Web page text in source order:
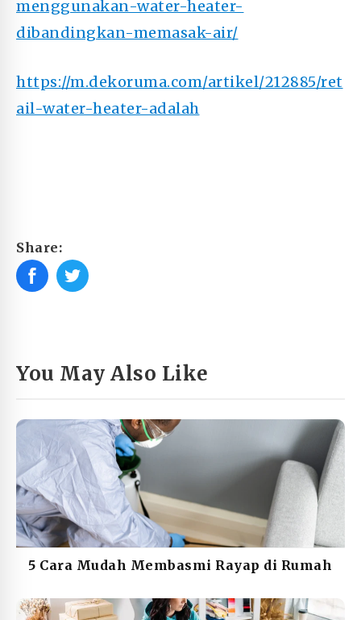
menggunakan-water-heater-
dibandingkan-memasak-air/
https://m.dekoruma.com/artikel/212885/ret
ail-water-heater-adalah
Share:
You May Also Like
5 Cara Mudah Membasmi Rayap di Rumah